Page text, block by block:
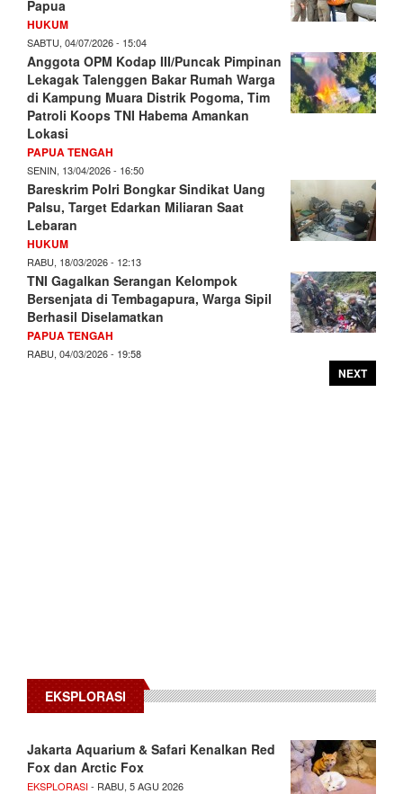
Papua
HUKUM
SABTU, 04/07/2026 - 15:04
Anggota OPM Kodap III/Puncak Pimpinan
Lekagak Talenggen Bakar Rumah Warga
di Kampung Muara Distrik Pogoma, Tim
Patroli Koops TNI Habema Amankan
Lokasi
PAPUA TENGAH
SENIN, 13/04/2026 - 16:50
Bareskrim Polri Bongkar Sindikat Uang
Palsu, Target Edarkan Miliaran Saat
Lebaran
HUKUM
RABU, 18/03/2026 - 12:13
TNI Gagalkan Serangan Kelompok
Bersenjata di Tembagapura, Warga Sipil
Berhasil Diselamatkan
PAPUA TENGAH
RABU, 04/03/2026 - 19:58
NEXT
EKSPLORASI
Jakarta Aquarium & Safari Kenalkan Red
Fox dan Arctic Fox
EKSPLORASI- RABU, 5 AGU 2026